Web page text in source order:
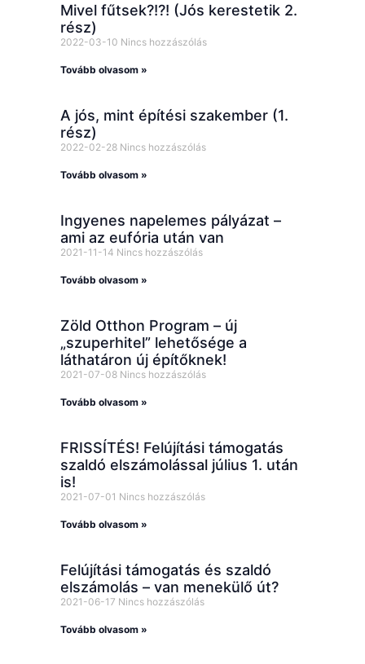
Mivel fűtsek?!?! (Jós kerestetik 2.
rész)
2022-03-10 Nincs hozzászólás
Tovább olvasom »
A jós, mint építési szakember (1.
rész)
2022-02-28 Nincs hozzászólás
Tovább olvasom »
Ingyenes napelemes pályázat –
ami az eufória után van
2021-11-14 Nincs hozzászólás
Tovább olvasom »
Zöld Otthon Program – új
„szuperhitel” lehetősége a
láthatáron új építőknek!
2021-07-08 Nincs hozzászólás
Tovább olvasom »
FRISSÍTÉS! Felújítási támogatás
szaldó elszámolással július 1. után
is!
2021-07-01 Nincs hozzászólás
Tovább olvasom »
Felújítási támogatás és szaldó
elszámolás – van menekülő út?
2021-06-17 Nincs hozzászólás
Tovább olvasom »